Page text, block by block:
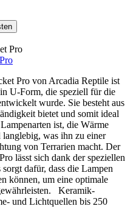
Pro von Arcadia Reptile ist
U-Form, die speziell für die
wurde. Sie besteht aus
bietet und somit ideal
ist, die Wärme
was ihn zu einer
von Terrarien macht. Der
lässt sich dank der speziellen
dafür, dass die Lampen
können, um eine optimale
Keramik-
und Lichtquellen bis 250